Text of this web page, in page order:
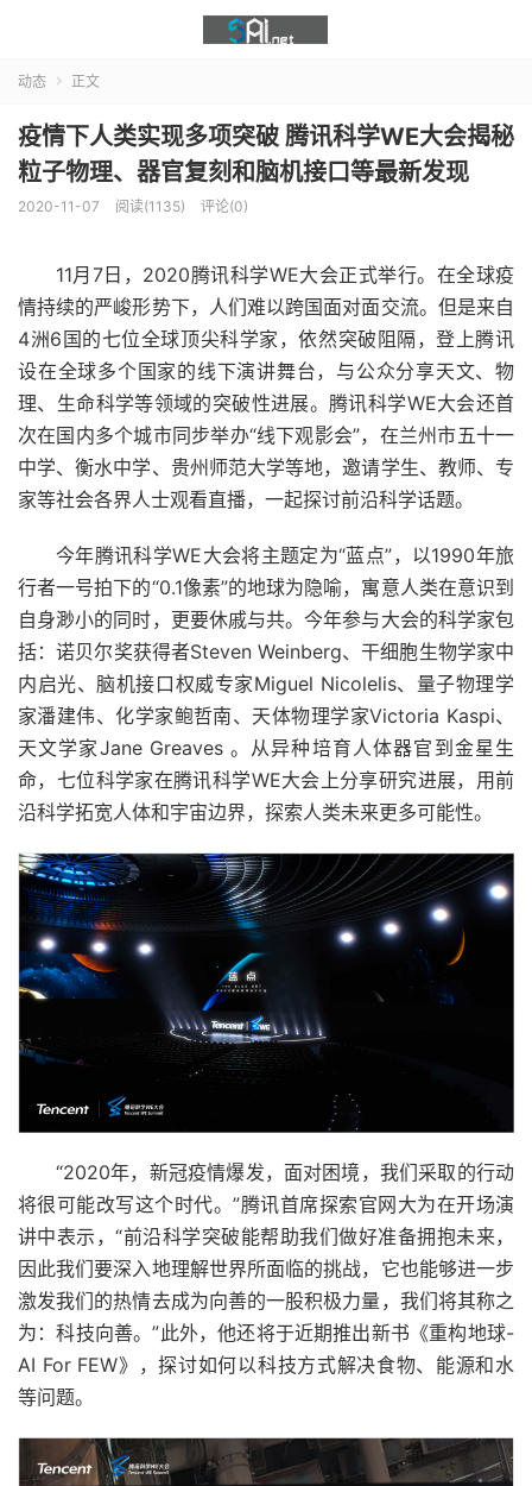
动态  正文
疫情下人类实现多项突破 腾讯科学WE大会揭秘
粒子物理、器官复刻和脑机接口等最新发现
2020-11-07 阅读(1135) 评论(0)
11月7日，2020腾讯科学WE大会正式举行。在全球疫
情持续的严峻形势下，人们难以跨国面对面交流。但是来自
4洲6国的七位全球顶尖科学家，依然突破阻隔，登上腾讯
设在全球多个国家的线下演讲舞台，与公众分享天文、物
理、生命科学等领域的突破性进展。腾讯科学WE大会还首
次在国内多个城市同步举办“线下观影会”，在兰州市五十一
中学、衡水中学、贵州师范大学等地，邀请学生、教师、专
家等社会各界人士观看直播，一起探讨前沿科学话题。
今年腾讯科学WE大会将主题定为“蓝点”，以1990年旅
行者一号拍下的“0.1像素”的地球为隐喻，寓意人类在意识到
自身渺小的同时，更要休戚与共。今年参与大会的科学家包
括：诺贝尔奖获得者Steven Weinberg、干细胞生物学家中
内启光、脑机接口权威专家Miguel Nicolelis、量子物理学
家潘建伟、化学家鲍哲南、天体物理学家Victoria Kaspi、
天文学家Jane Greaves 。从异种培育人体器官到金星生
命，七位科学家在腾讯科学WE大会上分享研究进展，用前
沿科学拓宽人体和宇宙边界，探索人类未来更多可能性。
“2020年，新冠疫情爆发，面对困境，我们采取的行动
将很可能改写这个时代。”腾讯首席探索官网大为在开场演
讲中表示，“前沿科学突破能帮助我们做好准备拥抱未来，
因此我们要深入地理解世界所面临的挑战，它也能够进一步
激发我们的热情去成为向善的一股积极力量，我们将其称之
为：科技向善。”此外，他还将于近期推出新书《重构地球-
AI For FEW》，探讨如何以科技方式解决食物、能源和水
等问题。